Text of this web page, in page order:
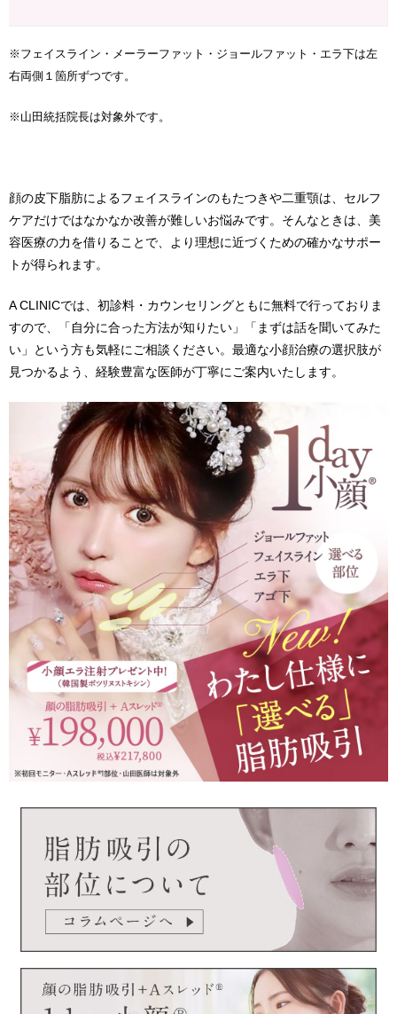
※フェイスライン・メーラーファット・ジョールファット・エラ下は左
右両側１箇所ずつです。
※山田統括院長は対象外です。
顔の皮下脂肪によるフェイスラインのもたつきや二重顎は、セルフ
ケアだけではなかなか改善が難しいお悩みです。そんなときは、美
容医療の力を借りることで、より理想に近づくための確かなサポー
トが得られます。
A CLINICでは、初診料・カウンセリングともに無料で行っておりま
すので、「自分に合った方法が知りたい」「まずは話を聞いてみた
い」という方も気軽にご相談ください。最適な小顔治療の選択肢が
見つかるよう、経験豊富な医師が丁寧にご案内いたします。